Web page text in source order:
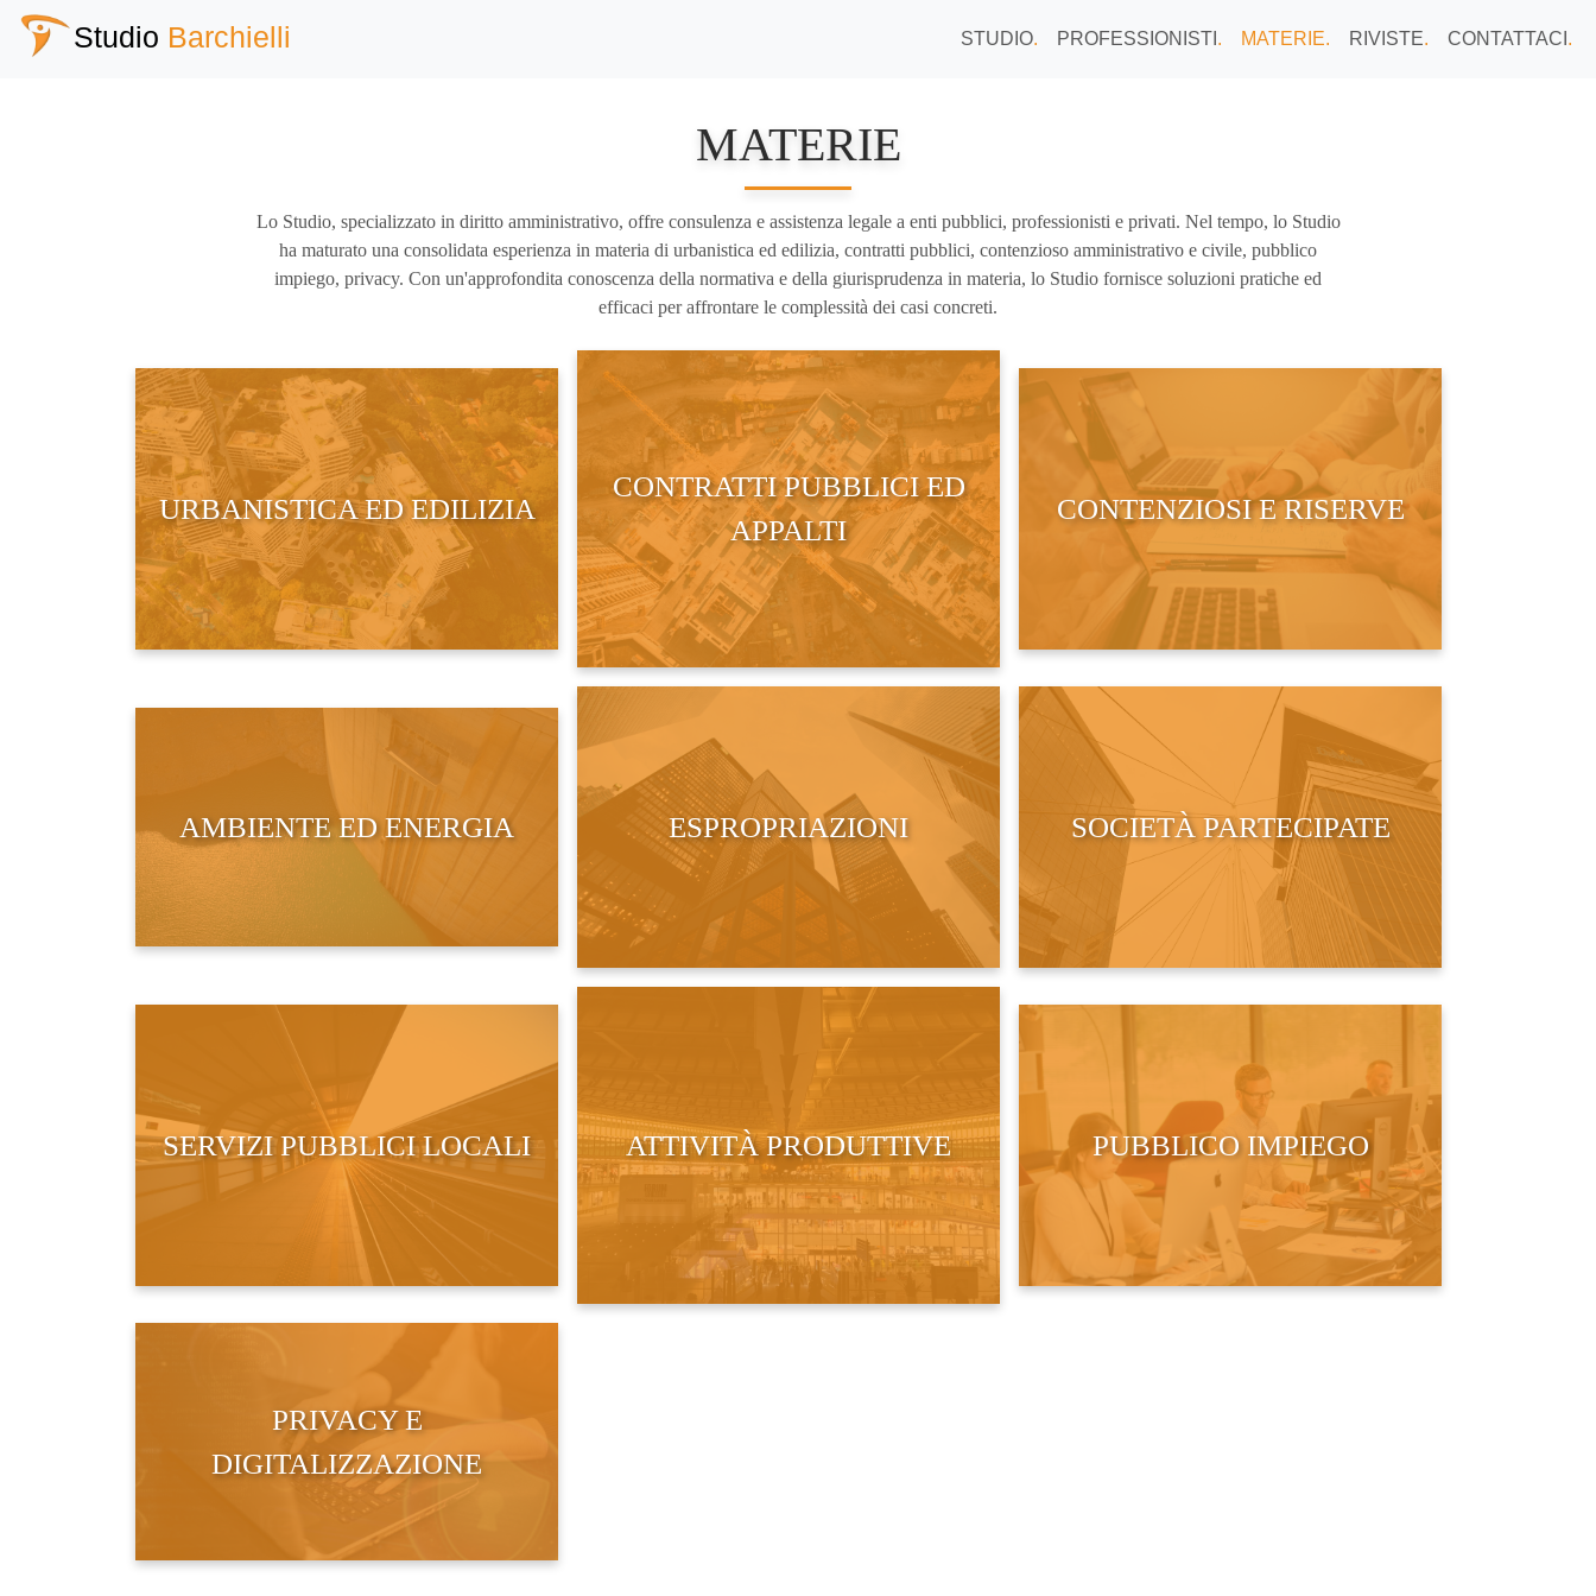
Studio Barchielli STUDIO. PROFESSIONISTI . MATERIE. RIVISTE. CONTATTACI .
MATERIE
Lo Studio, specializzato in diritto amministrativo, offre consulenza e assistenza legale a enti pubblici, professionisti e privati. Nel tempo, lo Studio
ha maturato una consolidata esperienza in materia di urbanistica ed edilizia, contratti pubblici, contenzioso amministrativo e civile, pubblico
impiego, privacy. Con un'approfondita conoscenza della normativa e della giurisprudenza in materia, lo Studio fornisce soluzioni pratiche ed
efficaci per affrontare le complessità dei casi concreti.
URBANISTICA ED EDILIZIA
CONTRATTI PUBBLICI ED
APPALTI
CONTENZIOSI E RISERVE
AMBIENTE ED ENERGIA ESPROPRIAZIONI SOCIETÀ PARTECIPATE
SERVIZI PUBBLICI LOCALI ATTIVITÀ PRODUTTIVE PUBBLICO IMPIEGO
PRIVACY E
DIGITALIZZAZIONE